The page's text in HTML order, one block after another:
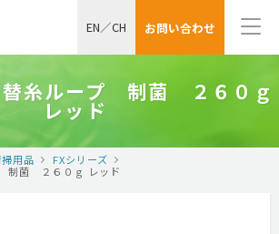
お問い合わせ
EN／CH
替糸ループ 制菌 ２６０ｇ
レッド
掃用品
FXシリーズ
制菌 ２６０ｇ レッド